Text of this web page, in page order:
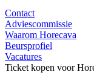
Contact
Adviescommissie
Waarom Horecava
Beursprofiel
Vacatures
Ticket kopen voor